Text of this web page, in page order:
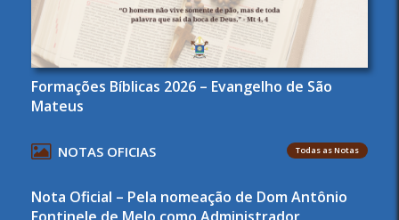
Formações Bíblicas 2026 – Evangelho de São
Mateus
NOTAS OFICIAS Todas as Notas
Nota Oficial – Pela nomeação de Dom Antônio